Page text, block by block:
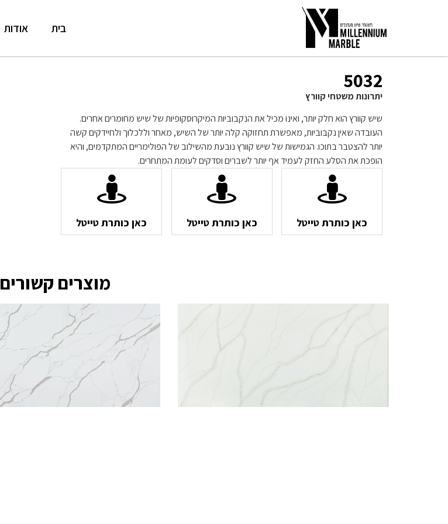
בית אודות
5032
יתרונות משטחי קוורץ
שיש קוורץ הוא חלק יותר, ואינו מכיל את הנקבוביות המיקרוסקופיות של שיש מחומרים אחרים.
העובדה שאין נקבוביות, מאפשרת תחזוקה קלה יותר של השיש, מאחר וללכלוך ולחיידקים קשה
יותר להצטבר בתוכו. הגמישות של שיש קוורץ נובעת מהשילוב של הפולימריים המתקדמים, והיא
הופכת את הסלע החזק לעמיד אף יותר לשברים וסדקים לעומת המתחרים.
כאן כותרת טייטל כאן כותרת טייטל כאן כותרת טייטל
מוצרים קשורים